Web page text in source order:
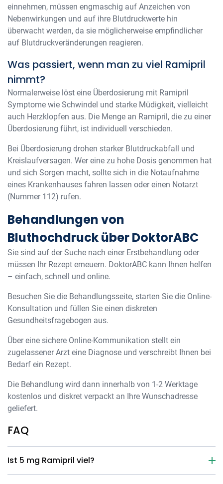
einnehmen, müssen engmaschig auf Anzeichen von
Nebenwirkungen und auf ihre Blutdruckwerte hin
überwacht werden, da sie möglicherweise empfindlicher
auf Blutdruckveränderungen reagieren.
Was passiert, wenn man zu viel Ramipril
nimmt?
Normalerweise löst eine Überdosierung mit Ramipril
Symptome wie Schwindel und starke Müdigkeit, vielleicht
auch Herzklopfen aus. Die Menge an Ramipril, die zu einer
Überdosierung führt, ist individuell verschieden.
Bei Überdosierung drohen starker Blutdruckabfall und
Kreislaufversagen. Wer eine zu hohe Dosis genommen hat
und sich Sorgen macht, sollte sich in die Notaufnahme
eines Krankenhauses fahren lassen oder einen Notarzt
(Nummer 112) rufen.
Behandlungen von
Bluthochdruck über DoktorABC
Sie sind auf der Suche nach einer Erstbehandlung oder
müssen Ihr Rezept erneuern. DoktorABC kann Ihnen helfen
– einfach, schnell und online.
Besuchen Sie die Behandlungsseite, starten Sie die Online-
Konsultation und füllen Sie einen diskreten
Gesundheitsfragebogen aus.
Über eine sichere Online-Kommunikation stellt ein
zugelassener Arzt eine Diagnose und verschreibt Ihnen bei
Bedarf ein Rezept.
Die Behandlung wird dann innerhalb von 1-2 Werktage
kostenlos und diskret verpackt an Ihre Wunschadresse
geliefert.
FAQ
Ist 5 mg Ramipril viel?